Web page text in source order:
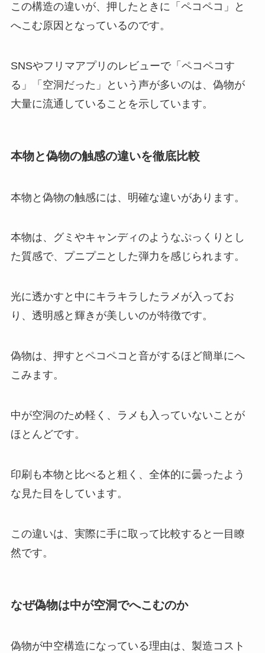
この構造の違いが、押したときに「ペコペコ」と
へこむ原因となっているのです。
SNSやフリマアプリのレビューで「ペコペコす
る」「空洞だった」という声が多いのは、偽物が
大量に流通していることを示しています。
本物と偽物の触感の違いを徹底比較
本物と偽物の触感には、明確な違いがあります。
本物は、グミやキャンディのようなぷっくりとし
た質感で、プニプニとした弾力を感じられます。
光に透かすと中にキラキラしたラメが入ってお
り、透明感と輝きが美しいのが特徴です。
偽物は、押すとペコペコと音がするほど簡単にへ
こみます。
中が空洞のため軽く、ラメも入っていないことが
ほとんどです。
印刷も本物と比べると粗く、全体的に曇ったよう
な見た目をしています。
この違いは、実際に手に取って比較すると一目瞭
然です。
なぜ偽物は中が空洞でへこむのか
偽物が中空構造になっている理由は、製造コスト